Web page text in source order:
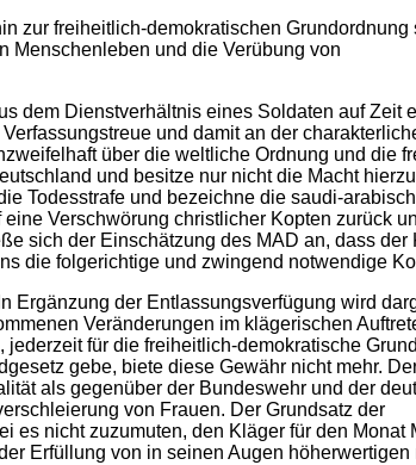
zur freiheitlich-demokratischen Grundordnung
Menschenleben und die Verübung von
dem Dienstverhältnis eines Soldaten auf Zeit
und damit an der
über die weltliche Ordnung und die
und besitze nur nicht die Macht
Todesstrafe und bezeichne die saudi-
Verschwörung christlicher Kopten zurück
sich der Einschätzung des MAD an, dass der
die folgerichtige und zwingend notwendige
Ergänzung der Entlassungsverfügung wird
Veränderungen im klägerischen
für die freiheitlich-demokratische
gebe, biete diese Gewähr nicht mehr.
als gegenüber der Bundeswehr und der
von Frauen. Der Grundsatz der
es nicht zuzumuten, den Kläger für den Monat
Erfüllung von in seinen Augen höherwertigen